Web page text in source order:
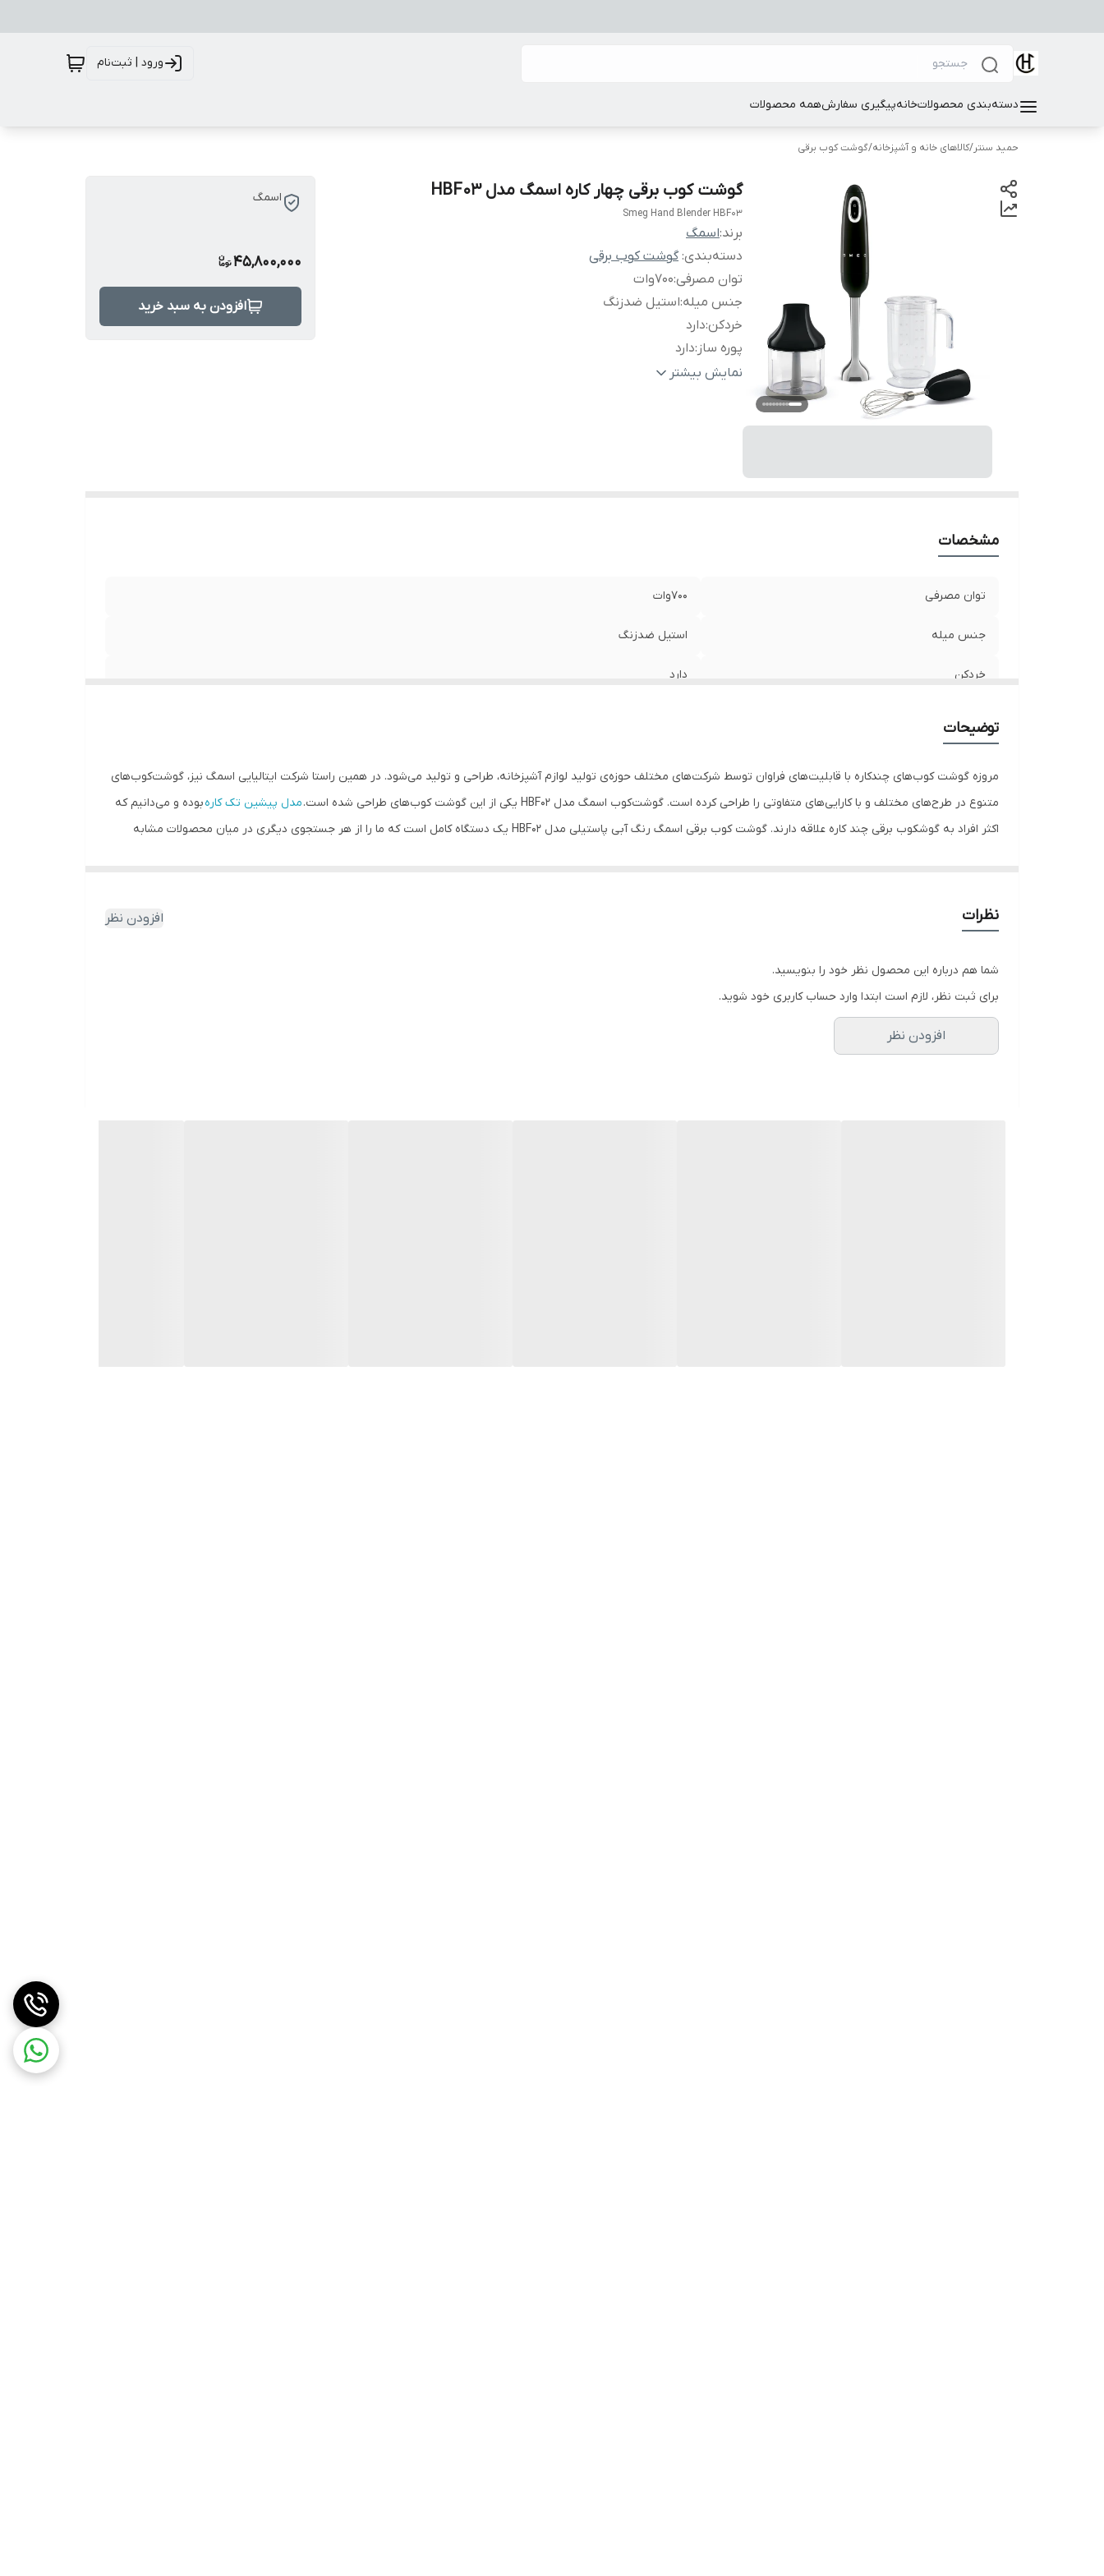
ورود | ثبت‌نام
دسته‌بندی محصولاتخانهپیگیری سفارشهمه محصولات
حمید سنتر/کالاهای خانه و آشپزخانه/گوشت کوب برقی
گوشت کوب برقی چهار کاره اسمگ مدل HBF03
Smeg Hand Blender HBF03
برند:اسمگ
دسته‌بندی:گوشت کوب برقی
توان مصرفى:700وات
جنس میله:استیل ضدزنگ
خردکن:دارد
پوره ساز :دارد
همزن دارد
نمایش بیشتر
اسمگ
45,800,000
افزودن به سبد خرید
مشخصات
توان مصرفى 700وات
جنس میله استیل ضدزنگ
خردکن دارد
توضیحات
مروزه گوشت کوب‌های چندکاره با قابلیت‌های فراوان توسط شرکت‌های مختلف حوزه‌ی تولید لوازم آشپزخانه، طراحی و تولید می‌شود. در همین راستا شرکت ایتالیایی اسمگ نیز، گوشت‌کوب‌های
متنوع در طرح‌های مختلف و با کارایی‌های متفاوتی را طراحی کرده است. گوشت‌کوب اسمگ مدل HBF02 یکی از این گوشت کوب‌های طراحی شده است.
مدل پیشین تک کارهبوده و می‌دانیم که
اکثر افراد به گوشکوب برقی چند کاره علاقه دارند. گوشت کوب برقی اسمگ رنگ آبی پاستیلی مدل HBF02 یک دستگاه کامل است که ما را از هر جستجوی دیگری در میان محصولات مشابه
نظرات افزودن نظر
شما هم درباره این محصول نظر خود را بنویسید.
برای ثبت نظر، لازم است ابتدا وارد حساب کاربری خود شوید.
افزودن نظر